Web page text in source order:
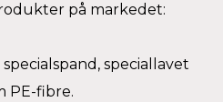
på markedet:
speciallavet
PE-fibre.